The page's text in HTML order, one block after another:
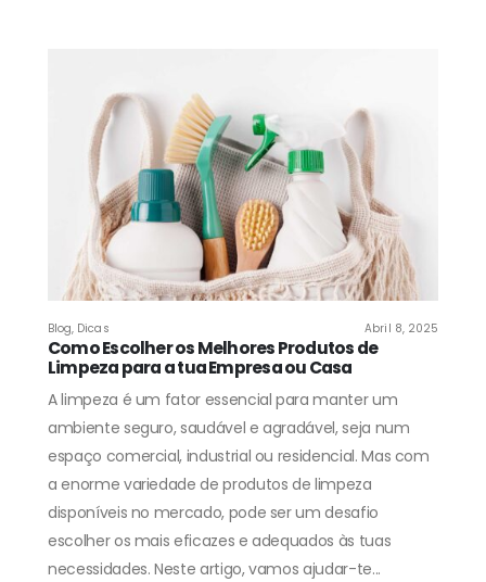
Blog, Dicas Abril 8, 2025
Como Escolher os Melhores Produtos de
Limpeza para a tua Empresa ou Casa
A limpeza é um fator essencial para manter um
ambiente seguro, saudável e agradável, seja num
espaço comercial, industrial ou residencial. Mas com
a enorme variedade de produtos de limpeza
disponíveis no mercado, pode ser um desafio
escolher os mais eficazes e adequados às tuas
necessidades. Neste artigo, vamos ajudar-te...